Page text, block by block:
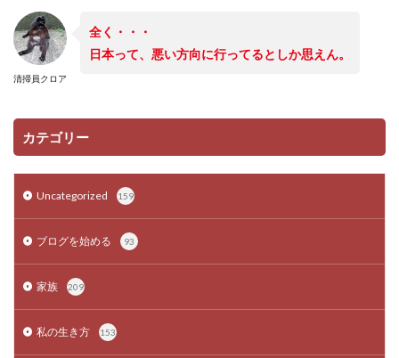
清掃員クロア
全く・・・
日本って、悪い方向に行ってるとしか思えん。
カテゴリー
Uncategorized 159
ブログを始める 93
家族 209
私の生き方 153